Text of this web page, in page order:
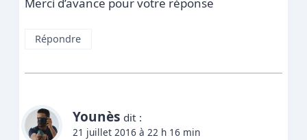
Merci d’avance pour votre réponse
Répondre
Younès dit :
21 juillet 2016 à 22 h 16 min